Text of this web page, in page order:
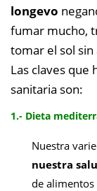
longevo
fumar mucho,
tomar el sol
Las claves que
sanitaria son:
1.- Dieta
Nuestra
nuestra
de